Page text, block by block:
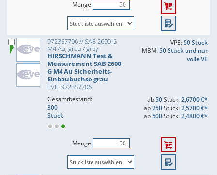
Menge
972357706 // SAB 2600 G
M4 Au, grau / grey
HIRSCHMANN Test &
Measurement SAB 2600
G M4 Au Sicherheits-
Einbaubuchse grau
EVE: 972357706
VPE:50 Stück
MBM:50 Stück und nur
volle VE
Gesamtbestand:
300
Stück
ab50Stück:2,6700 €*
ab250Stück:2,5700 €*
ab500Stück:2,4800 €*
Menge